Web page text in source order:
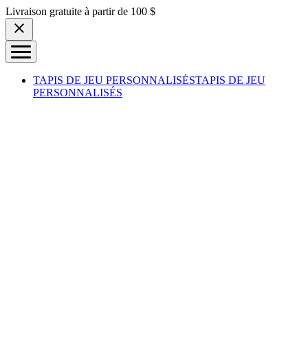
Skip to content
Livraison gratuite à partir de 100 $
TAPIS DE JEU PERSONNALISÉSTAPIS DE JEU
PERSONNALISÉS